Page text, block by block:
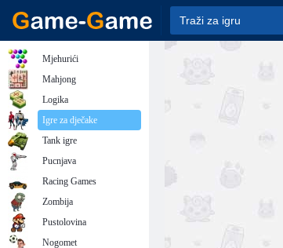
Mjehurići
Mahjong
Logika
Igre za dječake
Tank igre
Pucnjava
Racing Games
Zombija
Pustolovina
Nogomet